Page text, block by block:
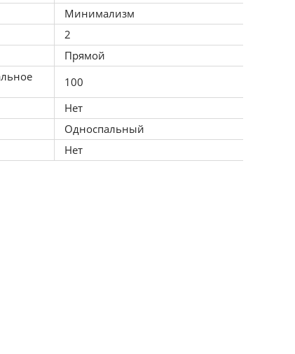
Минимализм
2
Прямой
100
Нет
Односпальный
Нет